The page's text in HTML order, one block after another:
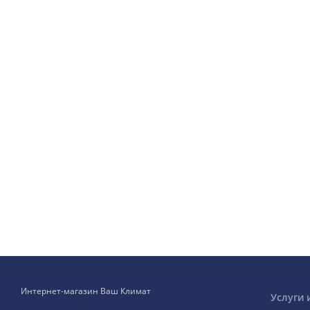
Интернет-магазин Ваш Климат Услуги